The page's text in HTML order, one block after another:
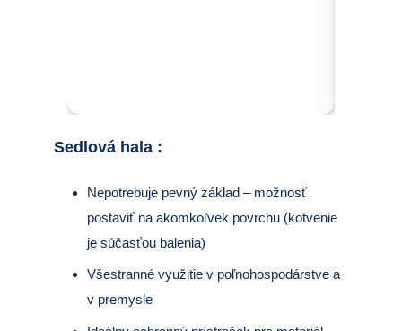
Sedlová hala:
Nepotrebuje pevný základ – možnosť
postaviť na akomkoľvek povrchu (kotvenie
je súčasťou balenia)
Všestranné využitie v poľnohospodárstve a
v premysle